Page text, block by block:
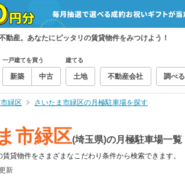
産。あなたにピッタリの賃貸物件をみつけよう！
一戸建てを買う
新築 中古
建てる
土地 不動産会社 調べる
緑区 さいたま市緑区の月極駐車場を探す
市緑区(埼玉県)の月極駐車場一覧
賃貸物件をさまざまなこだわり条件から検索できます。
新